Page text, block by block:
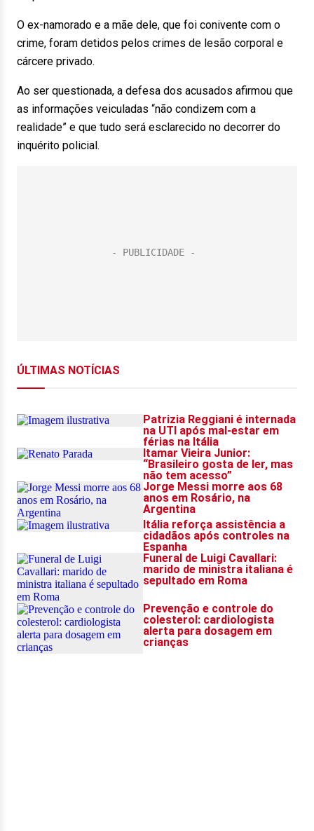
O ex-namorado e a mãe dele, que foi conivente com o
crime, foram detidos pelos crimes de lesão corporal e
cárcere privado.
Ao ser questionada, a defesa dos acusados afirmou que
as informações veiculadas “não condizem com a
realidade” e que tudo será esclarecido no decorrer do
inquérito policial.